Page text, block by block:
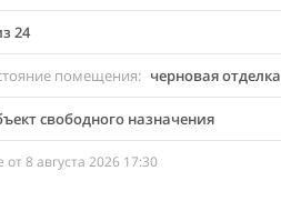
24
помещения черновая отделка
свободного назначения
8 августа 2026 17:30